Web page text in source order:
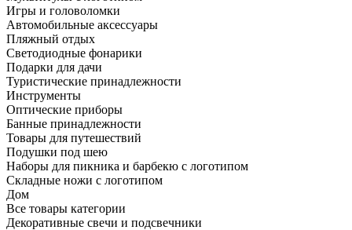
Игры и головоломки
Автомобильные аксессуары
Пляжный отдых
Светодиодные фонарики
Подарки для дачи
Туристические принадлежности
Инструменты
Оптические приборы
Банные принадлежности
Товары для путешествий
Подушки под шею
Наборы для пикника и барбекю с логотипом
Складные ножи с логотипом
Дом
Все товары категории
Декоративные свечи и подсвечники